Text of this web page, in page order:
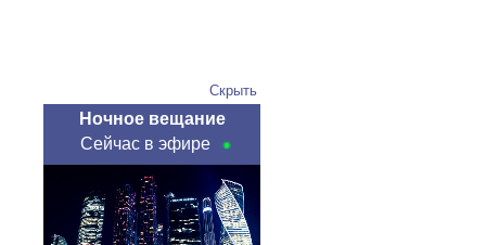
Скрыть
Ночное вещание
Сейчас в эфире